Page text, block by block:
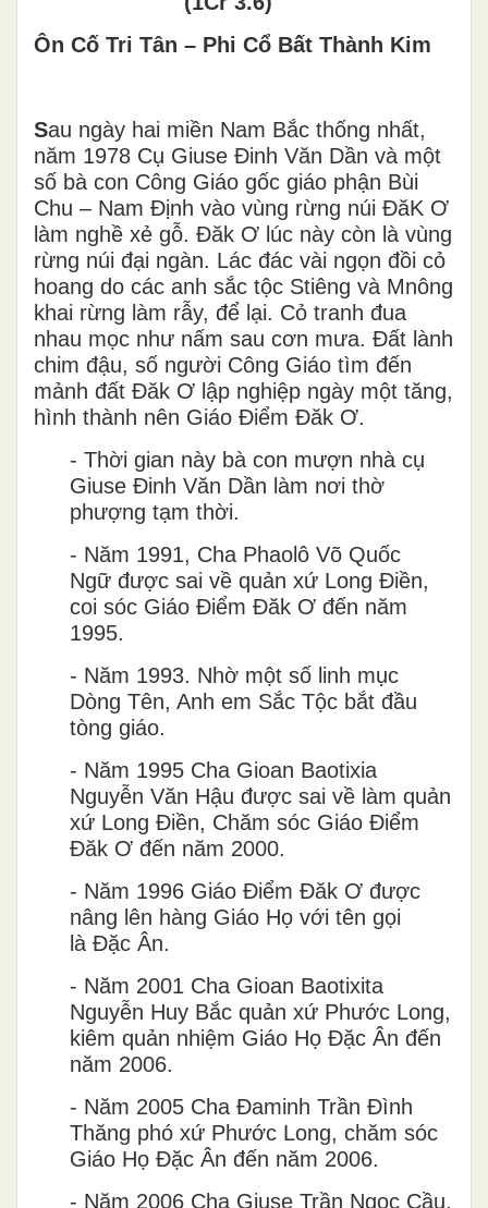
Ôn Cố Tri Tân – Phi Cổ Bất Thành Kim
Sau ngày hai miền Nam Bắc thống nhất,
năm 1978 Cụ Giuse Đinh Văn Dần và một
số bà con Công Giáo gốc giáo phận Bùi
Chu – Nam Định vào vùng rừng núi ĐăK Ơ
làm nghề xẻ gỗ. Đăk Ơ lúc này còn là vùng
rừng núi đại ngàn. Lác đác vài ngọn đồi cỏ
hoang do các anh sắc tộc Stiêng và Mnông
khai rừng làm rẫy, để lại. Cỏ tranh đua
nhau mọc như nấm sau cơn mưa. Đất lành
chim đậu, số người Công Giáo tìm đến
mảnh đất Đăk Ơ lập nghiệp ngày một tăng,
hình thành nên Giáo Điểm Đăk Ơ.
- Thời gian này bà con mượn nhà cụ
Giuse Đinh Văn Dần làm nơi thơ
phượng tạm thời.
- Năm 1991, Cha Phaolô Võ Quốc
Ngư được sai về quản xứ Long Điền,
coi sóc Giáo Điểm Đăk Ơ đến năm
1995.
- Năm 1993. Nhờ một sô ́ linh mục
Dòng Tên, Anh em Sắc Tộc bắt đầu
tòng giáo.
- Năm 1995 Cha Gioan Baotixia
Nguyễn Văn Hậu được sai về làm quản
xứ Long Điền, Chăm sóc Giáo Điểm
Đăk Ơ đến năm 2000.
- Năm 1996 Giáo Điểm Đăk Ơ được
nâng lên hàng Giáo Họ với tên gọi
là Đặc Ân.
- Năm 2001 Cha Gioan Baotixita
Nguyễn Huy Bắc quản xứ Phước Long,
kiêm quản nhiệm Giáo Họ Đặc Ân đến
năm 2006.
- Năm 2005 Cha Đaminh Trần Đình
Thăng phó xứ Phước Long, chăm sóc
Giáo Họ Đặc Ân đến năm 2006.
- Năm 2006 Cha Giuse Trần Ngọc Cầu,